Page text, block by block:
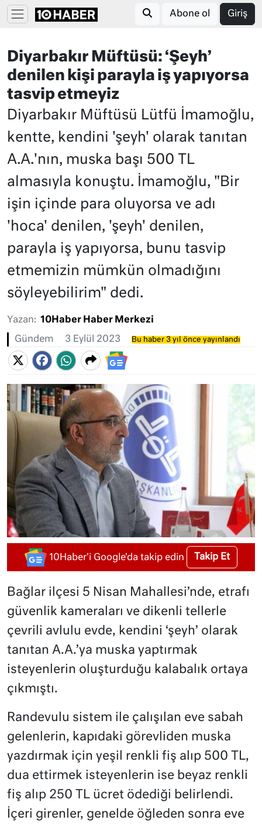
Abone ol Giriş
Diyarbakır Müftüsü: ‘Şeyh’
denilen kişi parayla iş yapıyorsa
tasvip etmeyiz
Diyarbakır Müftüsü Lütfü İmamoğlu,
kentte, kendini 'şeyh' olarak tanıtan
A.A.'nın, muska başı 500 TL
almasıyla konuştu. İmamoğlu, "Bir
işin içinde para oluyorsa ve adı
'hoca' denilen, 'şeyh' denilen,
parayla iş yapıyorsa, bunu tasvip
etmemizin mümkün olmadığını
söyleyebilirim" dedi.
Yazan: 10Haber Haber Merkezi
Gündem 3 Eylül 2023 Bu haber 3 yıl önce yayınlandı
10Haber'i Google'da takip edin Takip Et
Bağlar ilçesi 5 Nisan Mahallesi’nde, etrafı
güvenlik kameraları ve dikenli tellerle
çevrili avlulu evde, kendini ‘şeyh’ olarak
tanıtan A.A.’ya muska yaptırmak
isteyenlerin oluşturduğu kalabalık ortaya
çıkmıştı.
Randevulu sistem ile çalışılan eve sabah
gelenlerin, kapıdaki görevliden muska
yazdırmak için yeşil renkli fiş alıp 500 TL,
dua ettirmek isteyenlerin ise beyaz renkli
fiş alıp 250 TL ücret ödediği belirlendi.
İçeri girenler, genelde öğleden sonra eve